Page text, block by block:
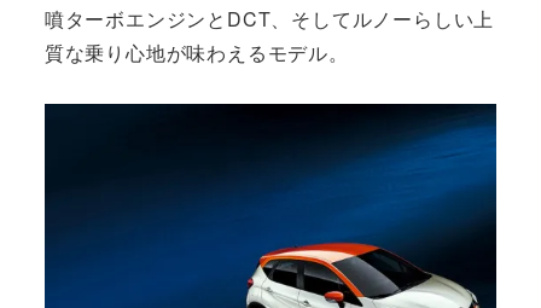
噴ターボエンジンとDCT、そしてルノーらしい上
質な乗り心地が味わえるモデル。